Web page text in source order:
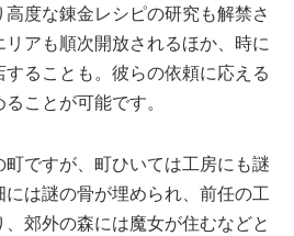
度な錬金レシピの研究も解禁さ
アも順次開放されるほか、時に
ることも。彼らの依頼に応える
ことが可能です。
ですが、町ひいては工房にも謎
は謎の骨が埋められ、前任の工
郊外の森には魔女が住むなどと